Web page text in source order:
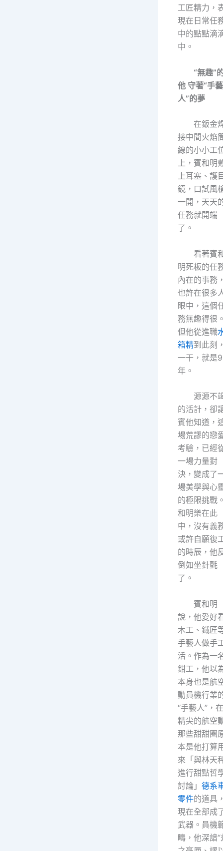
工匠精力，
現在日常任
中的點點滴
中。
“無趣”
他 守著“手藝
人”的夢
在鈑金
接中間火焰
線的小小工
上，賓和明
上耳塞、護目
鏡，口試風
一開，天天
任務就開端
了。
看著賓
明死板的任
內在的事務，
也許在很多
眼中，這個
務無趣得很。
但他從進職
箱精到此刻，
一干，就是9
年。
源源不
的活計，卻
賓他知道，
場荒謬的戀
考驗，已經
一場力量對
決，變成了
場美學與心
的極限挑戰。
和明樂在此
中，沒有義
或許自願復
的時辰，他
倒如坐針氈
了。
賓和明
說，他愛好
木工、鐵匠
手藝人做手
活。作為一
鉗工，他以
本身也是航
動員機行業
“手藝人”，
精尖的航空
那些甜甜圈
本是他打算
來「與林天
進行甜點哲
討論」 德系
零件的道具，
現在全部成
武器。員機
疇，他深諳“